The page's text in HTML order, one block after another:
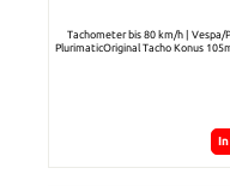
Tachometer bis 80 km/h | Vespa/
PlurimaticOriginal Tacho Konus